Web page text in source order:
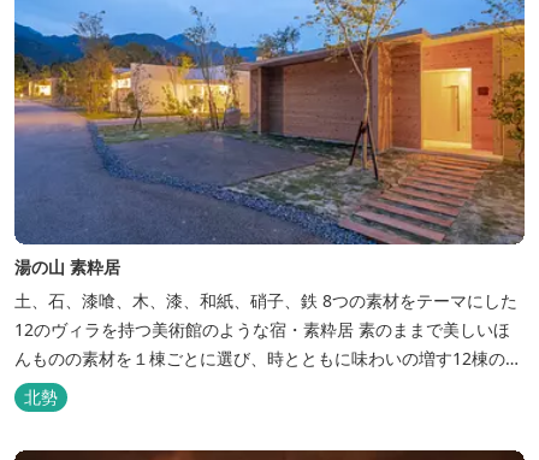
湯の山 素粋居
土、石、漆喰、木、漆、和紙、硝子、鉄 8つの素材をテーマにした
12のヴィラを持つ美術館のような宿・素粋居 素のままで美しいほ
んものの素材を１棟ごとに選び、時とともに味わいの増す12棟のヴ
ィラをつくりました。現代美術・工芸・古美術・アンティークをし
つらえた空間は、 とびきり居心地が良い美術館のよう。次はあのヴ
北勢